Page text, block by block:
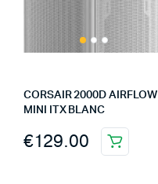
CORSAIR 2000D AIRFLOW
MINI ITX BLANC
€129.00